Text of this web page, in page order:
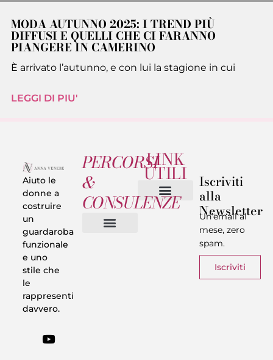
MODA AUTUNNO 2025: I TREND PIÙ
DIFFUSI E QUELLI CHE CI FARANNO
PIANGERE IN CAMERINO
È arrivato l’autunno, e con lui la stagione in cui
LEGGI DI PIU'
Aiuto le
donne a
costruire
un
guardaroba
funzionale
e uno
stile che
le
rappresenti
davvero.
PERCORSI
&
CONSULENZE
LINK
UTILI Iscriviti
alla
Newsletter
Un’email al
mese, zero
spam.
Iscriviti